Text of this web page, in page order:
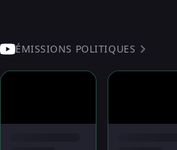
ÉMISSIONS POLITIQUES